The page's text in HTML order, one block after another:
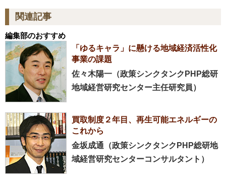
関連記事
編集部のおすすめ
「ゆるキャラ」に懸ける地域経済活性化
事業の課題
佐々木陽一（政策シンクタンクPHP総研
地域経営研究センター主任研究員）
買取制度２年目、再生可能エネルギーの
これから
金坂成通（政策シンクタンクPHP総研地
域経営研究センターコンサルタント）